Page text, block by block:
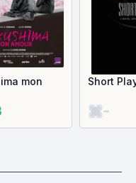
mon
Short
-